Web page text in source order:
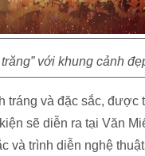
với khung cảnh
tráng và đặc sắc,
sẽ diễn ra tại Văn
và trình diễn nghệ